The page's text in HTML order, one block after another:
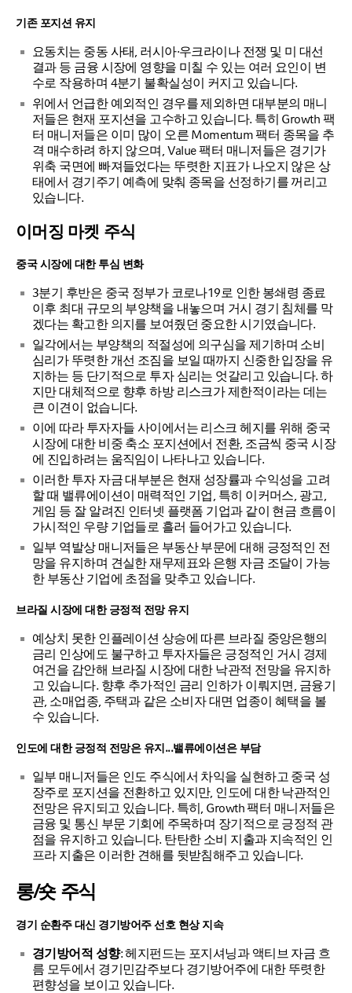
기존 포지션 유지
요동치는 중동 사태, 러시아·우크라이나 전쟁 및 미 대선
결과 등 금융 시장에 영향을 미칠 수 있는 여러 요인이 변
수로 작용하며 4분기 불확실성이 커지고 있습니다.
위에서 언급한 예외적인 경우를 제외하면 대부분의 매니
저들은 현재 포지션을 고수하고 있습니다. 특히 Growth 팩
터 매니저들은 이미 많이 오른 Momentum 팩터 종목을 추
격 매수하려 하지 않으며, Value 팩터 매니저들은 경기가
위축 국면에 빠져들었다는 뚜렷한 지표가 나오지 않은 상
태에서 경기주기 예측에 맞춰 종목을 선정하기를 꺼리고
있습니다.
이머징 마켓 주식
중국 시장에 대한 투심 변화
3분기 후반은 중국 정부가 코로나19로 인한 봉쇄령 종료
이후 최대 규모의 부양책을 내놓으며 거시 경기 침체를 막
겠다는 확고한 의지를 보여줬던 중요한 시기였습니다.
일각에서는 부양책의 적절성에 의구심을 제기하며 소비
심리가 뚜렷한 개선 조짐을 보일 때까지 신중한 입장을 유
지하는 등 단기적으로 투자 심리는 엇갈리고 있습니다. 하
지만 대체적으로 향후 하방 리스크가 제한적이라는 데는
큰 이견이 없습니다.
이에 따라 투자자들 사이에서는 리스크 헤지를 위해 중국
시장에 대한 비중 축소 포지션에서 전환, 조금씩 중국 시장
에 진입하려는 움직임이 나타나고 있습니다.
이러한 투자 자금 대부분은 현재 성장률과 수익성을 고려
할 때 밸류에이션이 매력적인 기업, 특히 이커머스, 광고,
게임 등 잘 알려진 인터넷 플랫폼 기업과 같이 현금 흐름이
가시적인 우량 기업들로 흘러 들어가고 있습니다.
일부 역발상 매니저들은 부동산 부문에 대해 긍정적인 전
망을 유지하며 견실한 재무제표와 은행 자금 조달이 가능
한 부동산 기업에 초점을 맞추고 있습니다.
브라질 시장에 대한 긍정적 전망 유지
예상치 못한 인플레이션 상승에 따른 브라질 중앙은행의
금리 인상에도 불구하고 투자자들은 긍정적인 거시 경제
여건을 감안해 브라질 시장에 대한 낙관적 전망을 유지하
고 있습니다. 향후 추가적인 금리 인하가 이뤄지면, 금융기
관, 소매업종, 주택과 같은 소비자 대면 업종이 혜택을 볼
수 있습니다.
인도에 대한 긍정적 전망은 유지...밸류에이션은 부담
일부 매니저들은 인도 주식에서 차익을 실현하고 중국 성
장주로 포지션을 전환하고 있지만, 인도에 대한 낙관적인
전망은 유지되고 있습니다. 특히, Growth 팩터 매니저들은
금융 및 통신 부문 기회에 주목하며 장기적으로 긍정적 관
점을 유지하고 있습니다. 탄탄한 소비 지출과 지속적인 인
프라 지출은 이러한 견해를 뒷받침해주고 있습니다.
롱/숏 주식
경기 순환주 대신 경기방어주 선호 현상 지속
경기방어적 성향: 헤지펀드는 포지셔닝과 액티브 자금 흐
름 모두에서 경기민감주보다 경기방어주에 대한 뚜렷한
편향성을 보이고 있습니다.